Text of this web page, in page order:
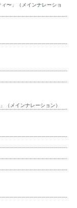
〜」（メインナレーショ
（メインナレーション）